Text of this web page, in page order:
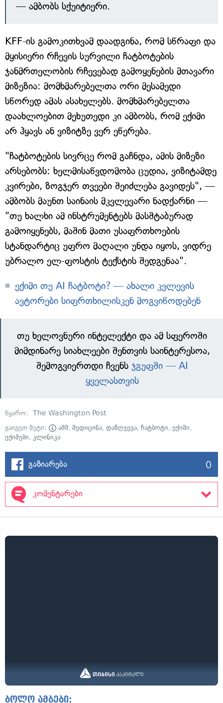
— ამბობს სქუიტიერი.
KFF-ის გამოკითხვამ დაადგინა, რომ სწრაფი და
მყისიერი რჩევის სურვილი ჩატბოტების
ჯანმრთელობის რჩევებად გამოყენების მთავარი
მიზეზია: მომხმარებელთა ორი მესამედი
სწორედ ამას ასახელებს. მომხმარებელთა
დაახლოებით მეხუთედი კი ამბობს, რომ ექიმი
არ ჰყავს ან ვიზიტზე ვერ ეწერება.
"ჩატბოტების სივრცე რომ გაჩნდა, ამის მიზეზი
არსებობს: ხელმისაწვდომობა ცუდია, ვიზიტამდე
კვირები, ზოგჯერ თვეები შეიძლება გავიდეს", —
ამბობს მაუნთ საინაის მკვლევარი ნადქარნი —
"თუ ხალხი ამ ინსტრუმენტებს მასშტაბურად
გამოიყენებს, მაშინ მათი უსაფრთხოების
სტანდარტიც უფრო მაღალი უნდა იყოს, ვიდრე
უბრალო ელ-ფოსტის ტექსტის შედგენაა".
ექიმი თუ AI ჩატბოტი? — ახალი კვლევის
ავტორები სიფრთხილისკენ მოგვიწოდებენ
თუ ხელოვნური ინტელექტი და ამ სფეროში
მიმდინარე სიახლეები შენთვის საინტერესოა,
შემოგვიერთდი ჩვენს ჯგუფში — AI
ყველასთვის
წყარო: The Washington Post
გაიგეთ მეტი:
აშშ, მედიცინა, დაზღვევა, ჩატბოტი, ექიმი,
ექიმები, კლინიკა
გაზიარება 0
კომენტარები
ბოლო ამბები: